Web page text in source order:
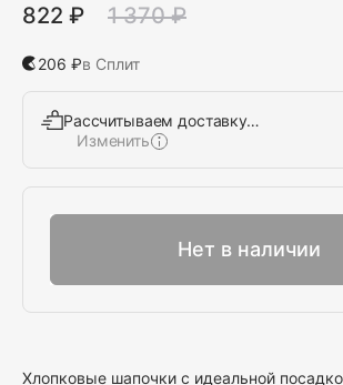
822 ₽
1 370 ₽
206 ₽в Сплит
Рассчитываем доставку…
Изменить
Нет в наличии
Хлопковые шапочки с идеальной